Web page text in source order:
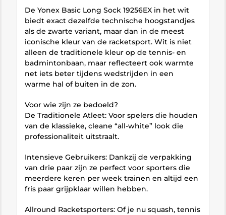
De Yonex Basic Long Sock 19256EX in het wit
biedt exact dezelfde technische hoogstandjes
als de zwarte variant, maar dan in de meest
iconische kleur van de racketsport. Wit is niet
alleen de traditionele kleur op de tennis- en
badmintonbaan, maar reflecteert ook warmte
net iets beter tijdens wedstrijden in een
warme hal of buiten in de zon.
Voor wie zijn ze bedoeld?
De Traditionele Atleet: Voor spelers die houden
van de klassieke, cleane “all-white” look die
professionaliteit uitstraalt.
Intensieve Gebruikers: Dankzij de verpakking
van drie paar zijn ze perfect voor sporters die
meerdere keren per week trainen en altijd een
fris paar grijpklaar willen hebben.
Allround Racketsporters: Of je nu squash, tennis